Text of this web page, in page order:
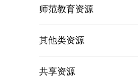
师范教育资源
其他类资源
共享资源